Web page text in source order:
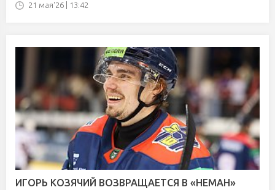
21 мая'26 | 13:42
ИГОРЬ КОЗЯЧИЙ ВОЗВРАЩАЕТСЯ В «НЕМАН»